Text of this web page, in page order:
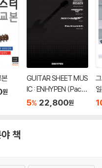
원
GUITAR SHEET MUS
IC : ENHYPEN (Pack
age)
5% 22,800원
책